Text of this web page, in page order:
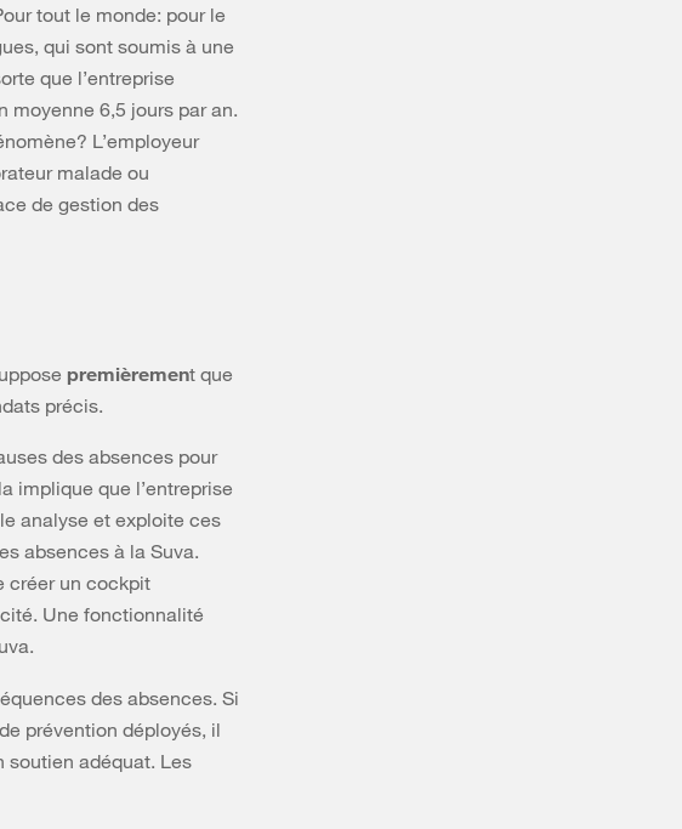
tout le monde: pour le
qui sont soumis à une
que l’entreprise
moyenne 6,5 jours par an.
L’employeur
malade ou
de gestion des
premièrement que
précis.
des absences pour
implique que l’entreprise
analyse et exploite ces
absences à la Suva.
créer un cockpit
Une fonctionnalité
des absences. Si
prévention déployés, il
soutien adéquat. Les